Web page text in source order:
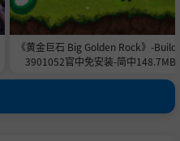
《黄金巨石 Big Golden Rock》-Build
3901052官中免安装-简中148.7MB